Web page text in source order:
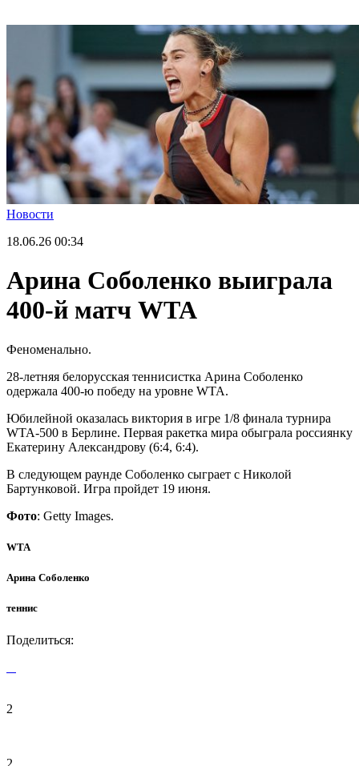
Новости
18.06.26 00:34
Арина Соболенко выиграла
400-й матч WTA
Феноменально.
28-летняя белорусская теннисистка Арина Соболенко
одержала 400-ю победу на уровне WTA.
Юбилейной оказалась виктория в игре 1/8 финала турнира
WTA-500 в Берлине. Первая ракетка мира обыграла россиянку
Екатерину Александрову (6:4, 6:4).
В следующем раунде Соболенко сыграет с Николой
Бартунковой. Игра пройдет 19 июня.
Фото: Getty Images.
WTA
Арина Соболенко
теннис
Поделиться:
2
2